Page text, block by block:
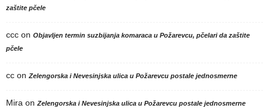
zaštite pčele
ccc on Objavljen termin suzbijanja komaraca u Požarevcu, pčelari da zaštite
pčele
cc on Zelengorska i Nevesinjska ulica u Požarevcu postale jednosmerne
Mira on Zelengorska i Nevesinjska ulica u Požarevcu postale jednosmerne